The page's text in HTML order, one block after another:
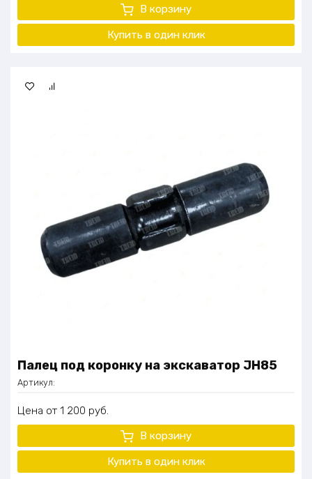
В корзину
Купить в один клик
Палец под коронку на экскаватор JH85
Артикул:
Цена 1 200 руб.
В корзину
Купить в один клик